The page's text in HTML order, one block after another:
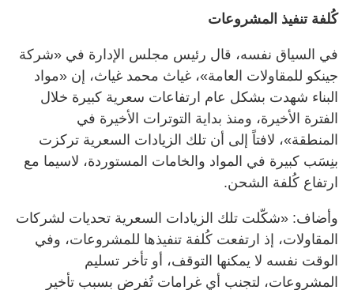
كُلفة تنفيذ المشروعات
في السياق نفسه، قال رئيس مجلس الإدارة في «شركة
جينكو للمقاولات العامة»، غياث محمد غياث، إن «مواد
البناء شهدت بشكل عام ارتفاعات سعرية كبيرة خلال
الفترة الأخيرة، ومنذ بداية التوترات الأخيرة في
المنطقة»، لافتاً إلى أن تلك الزيادات السعرية تركزت
بنِسَب كبيرة في المواد والخامات المستوردة، لاسيما مع
ارتفاع كُلفة الشحن.
وأضاف: «شكّلت تلك الزيادات السعرية تحديات لشركات
المقاولات، إذ ارتفعت كُلفة تنفيذها للمشروعات، وفي
الوقت نفسه لا يمكنها التوقف، أو تأخر تسليم
المشروعات، لتجنب أي غرامات تُفرض بسبب تأخير